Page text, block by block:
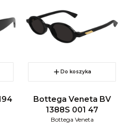
Do koszyka
Bottega Veneta BV
1388S 001 47
Bottega Veneta